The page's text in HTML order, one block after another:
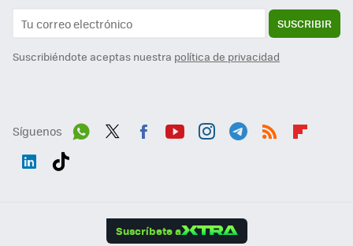
SUSCRIBIR
Suscribiéndote aceptas nuestra política de privacidad
Síguenos
Suscríbete a